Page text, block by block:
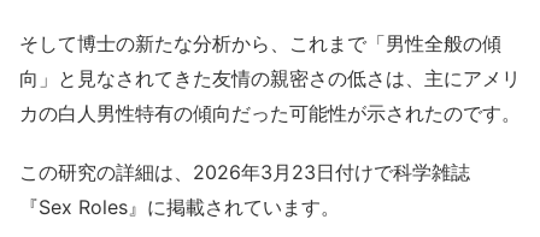
そして博士の新たな分析から、これまで「男性全般の傾
向」と見なされてきた友情の親密さの低さは、主にアメリ
カの白人男性特有の傾向だった可能性が示されたのです。
この研究の詳細は、2026年3月23日付けで科学雑誌
『Sex Roles』に掲載されています。